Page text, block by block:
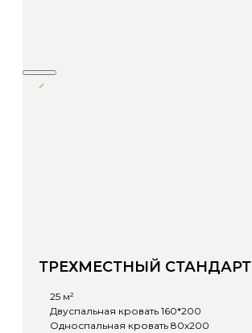
ТРЕХМЕСТНЫЙ СТАНДАРТ
25 м²
Двуспальная кровать 160*200
Односпальная кровать 80х200